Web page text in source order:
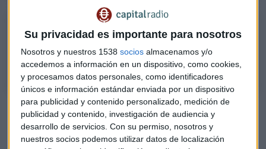
Su privacidad es importante para nosotros
Nosotros y nuestros 1538 socios almacenamos y/o
accedemos a información en un dispositivo, como cookies,
y procesamos datos personales, como identificadores
únicos e información estándar enviada por un dispositivo
para publicidad y contenido personalizado, medición de
publicidad y contenido, investigación de audiencia y
desarrollo de servicios. Con su permiso, nosotros y
nuestros socios podemos utilizar datos de localización
Nicolás Fernández (análisis Banco Sabadell)
Nicolás Fernández, director de análisis de Banco Sabadell, explica el
impacto en valores franceses de la tensión que vive el país